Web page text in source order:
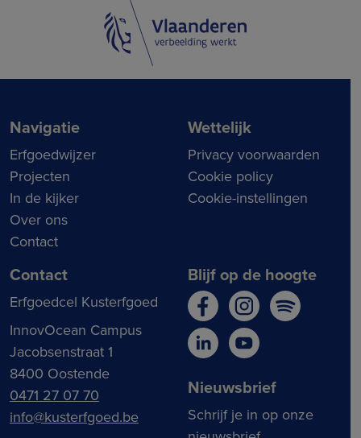
Navigatie
Erfgoedwijzer
Projecten
In de kijker
Over ons
Contact
Wettelijk
Privacy voorwaarden
Cookie policy
Cookie-instellingen
Contact
Erfgoedcel Kusterfgoed
InnovOcean Campus
Jacobsenstraat 1
8400 Oostende
0471 27 07 70
info@kusterfgoed.be
Blijf op de hoogte
Nieuwsbrief
Schrijf je in op onze